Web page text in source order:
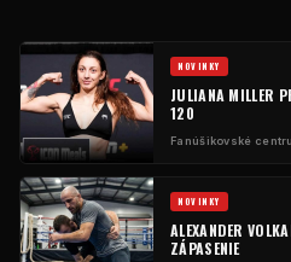
NOVINKY
JULIANA MILLER
120
Fanúšikovské
NOVINKY
ALEXANDER
ZÁPASENIE